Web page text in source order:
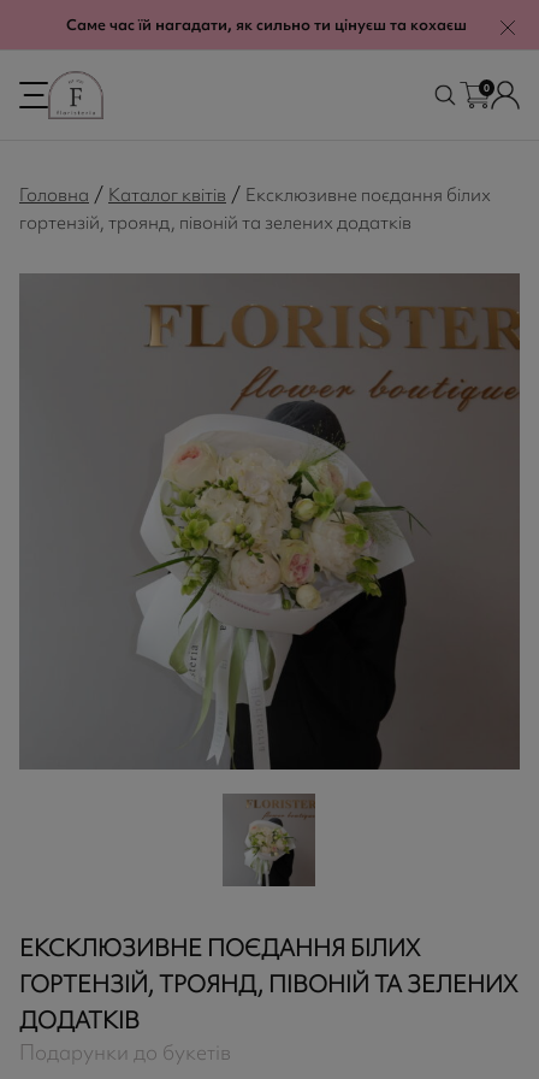
Саме час їй нагадати, як сильно ти цінуєш та кохаєш
0
Головна / Каталог квітів / Ексклюзивне поєдання білих
гортензій, троянд, півоній та зелених додатків
ЕКСКЛЮЗИВНЕ ПОЄДАННЯ БІЛИХ
ГОРТЕНЗІЙ, ТРОЯНД, ПІВОНІЙ ТА ЗЕЛЕНИХ
ДОДАТКІВ
Подарунки до букетів